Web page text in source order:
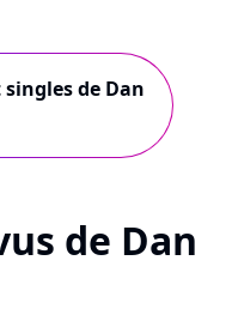
de Dan
de Dan